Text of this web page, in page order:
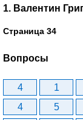
1. Валентин
Страница 34
Вопросы
4 1
4
5